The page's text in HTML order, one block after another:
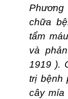
chữa
tẩm
và
1919 ).
trị bệnh
cây mía